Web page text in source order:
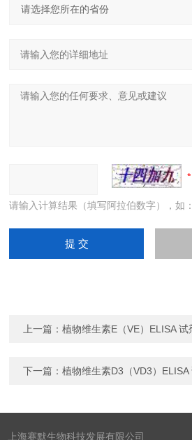
请输入计算结果（填写阿拉伯数字），如
上一篇：植物维生素E（VE）ELISA 试
下一篇：植物维生素D3（VD3）ELISA
上海赛默生物科技发展有限公司